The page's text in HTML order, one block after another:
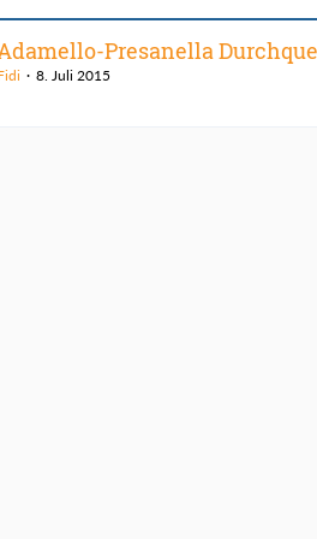
Presanella
8. Juli 2015